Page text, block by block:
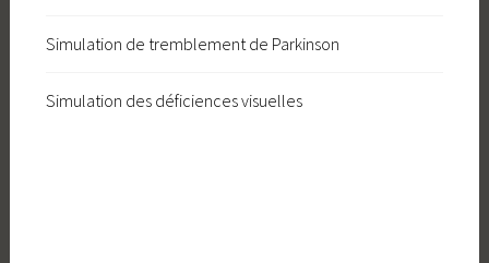
Simulation de tremblement de Parkinson
Simulation des déficiences visuelles